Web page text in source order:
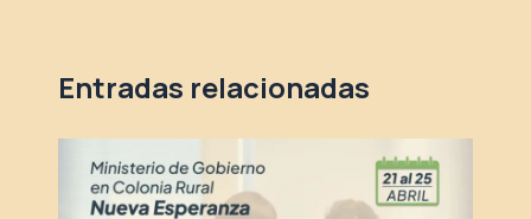
Entradas relacionadas